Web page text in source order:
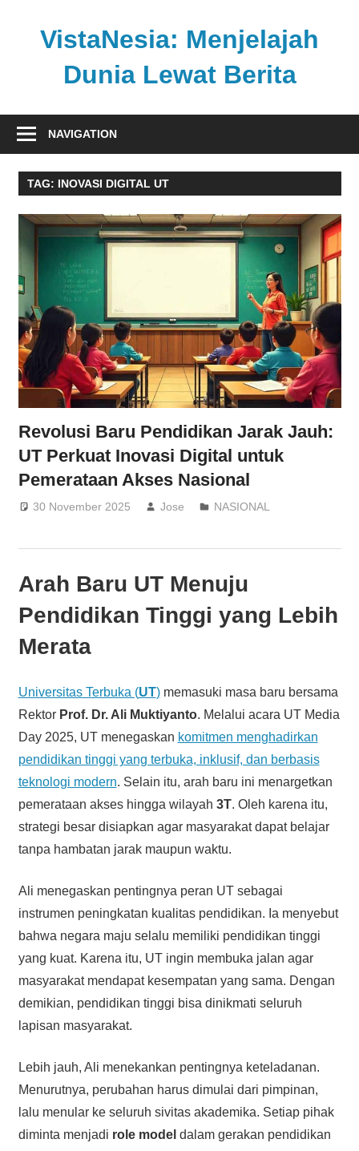
VistaNesia: Menjelajah
Dunia Lewat Berita
nasional
global
dalam
platform
informatif
NAVIGATION
TAG: INOVASI DIGITAL UT
Revolusi Baru Pendidikan Jarak Jauh:
UT Perkuat Inovasi Digital untuk
Pemerataan Akses Nasional
30 November 2025 Jose NASIONAL
Arah Baru UT Menuju
Pendidikan Tinggi yang Lebih
Merata
Universitas Terbuka (UT)memasuki masa baru bersama
Rektor Prof. Dr. Ali Muktiyanto. Melalui acara UT Media
Day 2025, UT menegaskan komitmen menghadirkan
pendidikan tinggi yang terbuka, inklusif, dan berbasis
teknologi modern. Selain itu, arah baru ini menargetkan
pemerataan akses hingga wilayah 3T. Oleh karena itu,
strategi besar disiapkan agar masyarakat dapat belajar
tanpa hambatan jarak maupun waktu.
Ali menegaskan pentingnya peran UT sebagai
instrumen peningkatan kualitas pendidikan. Ia menyebut
bahwa negara maju selalu memiliki pendidikan tinggi
yang kuat. Karena itu, UT ingin membuka jalan agar
masyarakat mendapat kesempatan yang sama. Dengan
demikian, pendidikan tinggi bisa dinikmati seluruh
lapisan masyarakat.
Lebih jauh, Ali menekankan pentingnya keteladanan.
Menurutnya, perubahan harus dimulai dari pimpinan,
lalu menular ke seluruh sivitas akademika. Setiap pihak
diminta menjadi role model dalam gerakan pendidikan